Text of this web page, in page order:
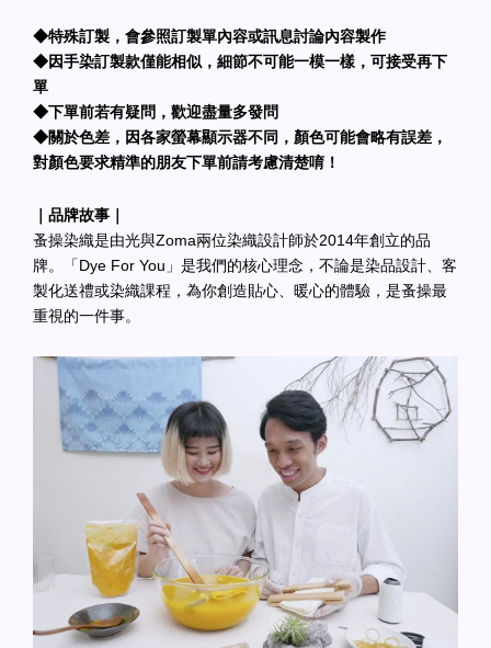
◆特殊訂製，會參照訂製單內容或訊息討論內容製作
◆因手染訂製款僅能相似，細節不可能一模一樣，可接受再下
單
◆下單前若有疑問，歡迎盡量多發問
◆關於色差，因各家螢幕顯示器不同，顏色可能會略有誤差，
對顏色要求精準的朋友下單前請考慮清楚唷！
｜品牌故事｜
蚤操染織是由光與Zoma兩位染織設計師於2014年創立的品
牌。「Dye For You」是我們的核心理念，不論是染品設計、客
製化送禮或染織課程，為你創造貼心、暖心的體驗，是蚤操最
重視的一件事。